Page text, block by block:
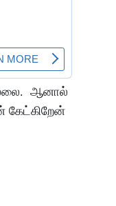
ஆனால்
கேட்கிறேன்